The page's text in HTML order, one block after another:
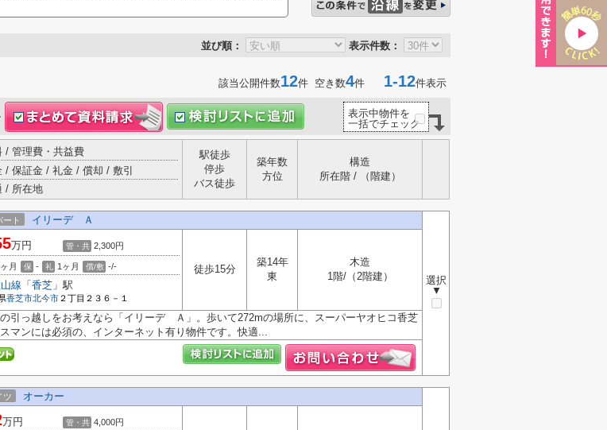
並び順： 表示件数：
該当公開件数12件 空き数4件 1-12件表示
表示中物件を
一括でチェック
/ 管理費・共益費
/ 保証金 / 礼金 / 償却 / 敷引
/ 所在地
駅徒歩
停歩
バス徒歩
築年数
方位
構造
所在階 / （階建）
ート イリーデ Ａ
選択
▼
万円 管・共 2,300円
月 保 - 礼 1ヶ月 償/敷 -/-
線 「 香芝 」駅
香芝市北今市 ２丁目２３６－１
徒歩15分
築14年
東
木造
1階/（2階建）
引っ越しをお考えなら「イリーデ Ａ」。歩いて272mの場所に、スーパーヤオヒコ香芝
マンには必須の、インターネット有り物件です。快適...
ツ オーカー
万円 管・共 4,000円